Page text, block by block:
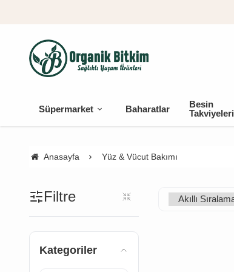
Süpermarket Baharatlar
Besin
Takviyeleri
Anasayfa Yüz & Vücut Bakımı
Filtre
Kategoriler